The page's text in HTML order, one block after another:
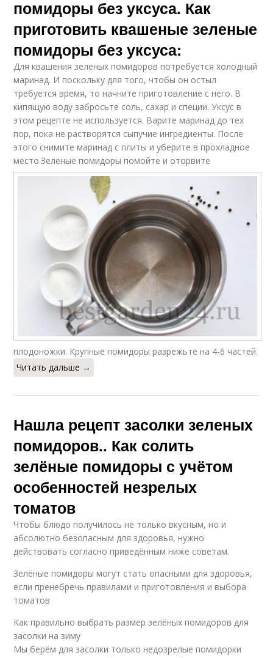
помидоры без уксуса. Как
приготовить квашеные зеленые
помидоры без уксуса:
Для квашения зеленых помидоров потребуется холодный
маринад. И поскольку для того, чтобы он остыл
требуется время, то начните приготовление с него. В
кипящую воду забросьте соль, сахар и специи. Уксус в
этом рецепте не используется. Варите маринад до тех
пор, пока не растворятся сыпучие ингредиенты. После
этого снимите маринад с плиты и уберите в прохладное
место.Зеленые помидоры помойте и оторвите
плодоножки. Крупные помидоры разрежьте на 4-6 частей.
Читать дальше →
Нашла рецепт засолки зеленых
помидоров.. Как солить
зелёные помидоры с учётом
особенностей незрелых
томатов
Чтобы блюдо получилось не только вкусным, но и
абсолютно безопасным для здоровья, нужно
действовать согласно приведённым ниже советам.
Зелёные помидоры могут стать опасными для здоровья,
если пренебречь правилами и приготовления и выбора
томатов
Как правильно выбрать размер зелёных помидоров для
засолки на зиму
Мы берём для засолки только недозрелые помидорки